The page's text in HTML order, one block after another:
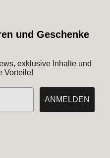
und Geschenke
exklusive Inhalte und
Vorteile!
ANMELDEN